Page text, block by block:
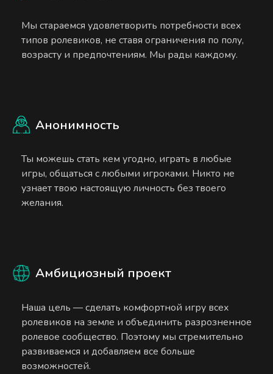
Мы стараемся удовлетворить потребности всех
типов ролевиков, не ставя ограничения по полу,
возрасту и предпочтениям. Мы рады каждому.
Анонимность
Ты можешь стать кем угодно, играть в любые
игры, общаться с любыми игроками. Никто не
узнает твою настоящую личность без твоего
желания.
Амбициозный проект
Наша цель — сделать комфортной игру всех
ролевиков на земле и объединить разрозненное
ролевое сообщество. Поэтому мы стремительно
развиваемся и добавляем все больше
возможностей.